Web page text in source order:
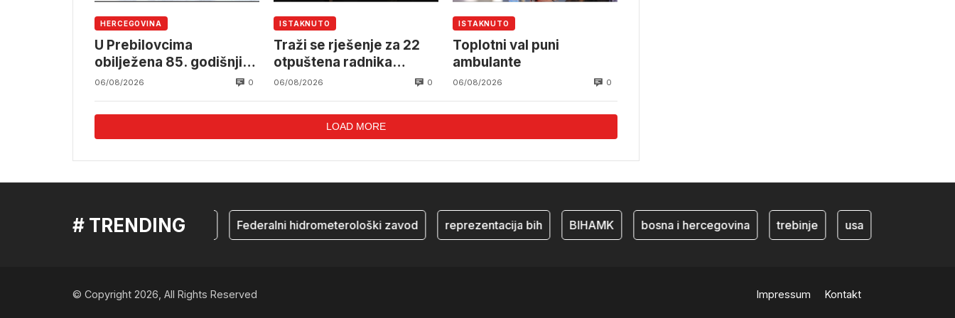
HERCEGOVINA
U Prebilovcima
obilježena 85. godišnjica
stradanja 4.000
nacionalnosti
06/08/2026 0
ISTAKNUTO
Traži se rješenje za 22
otpuštena radnika
Komunalnog Mostar
06/08/2026 0
ISTAKNUTO
Toplotni val puni
ambulante
06/08/2026 0
LOAD MORE
# TRENDING
mostar Federalni hidrometerološki zavod reprezentacija bih BIHAMK bosna i hercegovina trebinje usa
© Copyright 2026, All Rights Reserved Impressum Kontakt